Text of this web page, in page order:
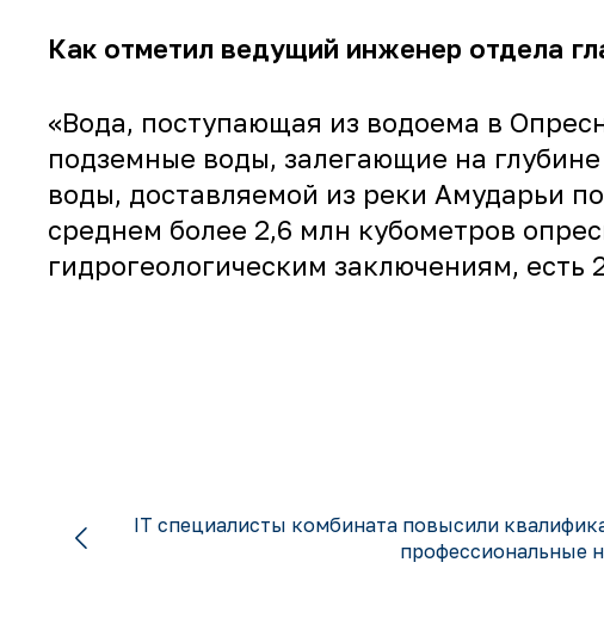
Как отметил ведущий инженер отдела
«Вода, поступающая из водоема в
подземные воды, залегающие на
воды, доставляемой из реки Амударьи
среднем более 2,6 млн кубометров
гидрогеологическим заключениям,
IT специалисты комбината повысили
профессиональные